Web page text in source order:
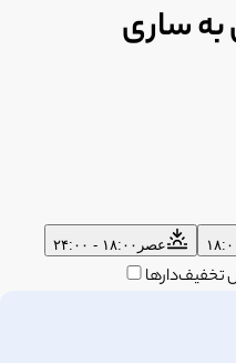
به ساری
عصر ۱۸:۰۰ - ۲۴:۰۰
تخفیف‌دارها